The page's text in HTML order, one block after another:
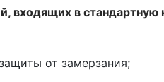
входящих в
от замерзания;